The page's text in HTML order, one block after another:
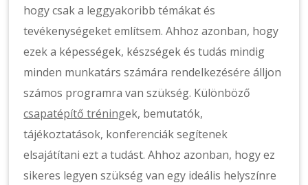
hogy csak a leggyakoribb témákat és
tevékenységeket említsem. Ahhoz azonban, hogy
ezek a képességek, készségek és tudás mindig
minden munkatárs számára rendelkezésére álljon
számos programra van szükség. Különböző
csapatépítő tréningek, bemutatók,
tájékoztatások, konferenciák segítenek
elsajátítani ezt a tudást. Ahhoz azonban, hogy ez
sikeres legyen szükség van egy ideális helyszínre